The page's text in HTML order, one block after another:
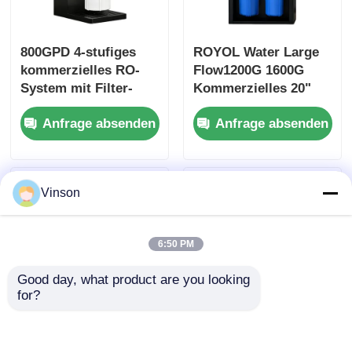
800GPD 4-stufiges
kommerzielles RO-
System mit Filter-
Erinnerung für Heim-
Office-Anwendung
Anfrage absenden
ROYOL Water Large
Flow1200G 1600G
Kommerzielles 20"
Big Blue RO-System
mit Filtererinnerung
Anfrage absenden
Vinson
6:50 PM
Good day, what product are you looking
for?